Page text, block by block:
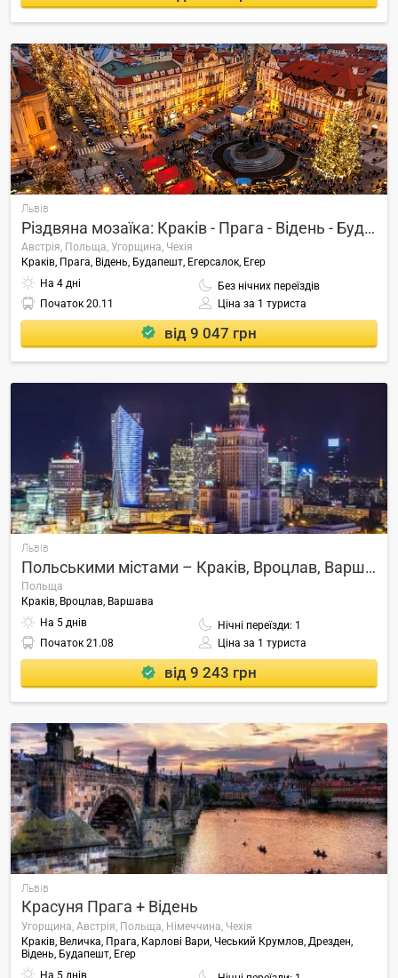
Львів
Різдвяна мозаїка: Краків - Прага - Відень - Будапешт
Австрія, Польща, Угорщина, Чехія
Краків, Прага, Відень, Будапешт, Егерсалок, Егер
На 4 дні
Без нічних переїздів
Початок 20.11 Ціна за 1 туриста
від 9 047 грн
Львів
Польськими містами – Краків, Вроцлав, Варшава + Енерджіландія, Африкаріум і аквапарк
Польща
Краків, Вроцлав, Варшава
На 5 днів
Нічні переїзди: 1
Початок 21.08 Ціна за 1 туриста
від 9 243 грн
Львів
Красуня Прага + Відень
Угорщина, Австрія, Польща, Німеччина, Чехія
Краків, Величка, Прага, Карлові Вари, Чеський Крумлов, Дрезден,
Відень, Будапешт, Егер
На 5 днів